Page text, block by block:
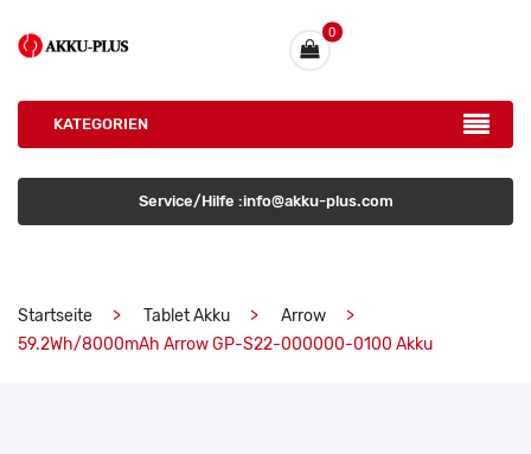
0
KATEGORIEN
Service/Hilfe :info@akku-plus.com
Startseite Tablet Akku
Arrow
59.2Wh/8000mAh Arrow GP-S22-000000-0100 Akku